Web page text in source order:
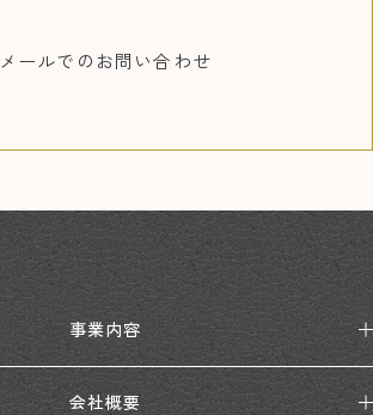
メールでの お問い合わせ
事業内容
会社概要